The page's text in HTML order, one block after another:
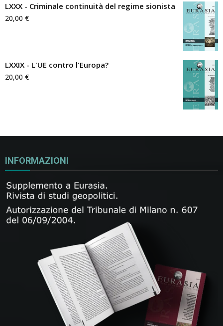
LXXX - Criminale continuità del regime sionista
20,00 €
LXXIX - L'UE contro l'Europa?
20,00 €
INFORMAZIONI